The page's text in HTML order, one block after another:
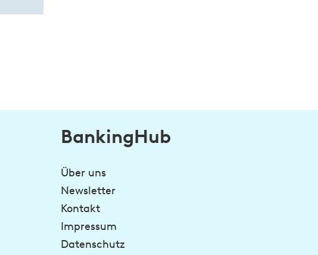
BankingHub
Über uns
Newsletter
Kontakt
Impressum
Datenschutz